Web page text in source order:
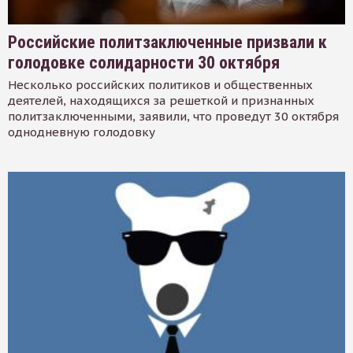
Российские политзаключенные призвали к
голодовке солидарности 30 октября
Несколько российских политиков и общественных
деятелей, находящихся за решеткой и признанных
политзаключенными, заявили, что проведут 30 октября
однодневную голодовку